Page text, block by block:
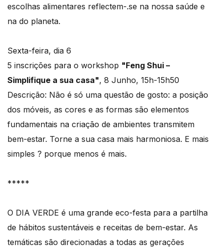
escolhas alimentares reflectem-.se na nossa saúde e
na do planeta.
Sexta-feira, dia 6
5 inscrições para o workshop "Feng Shui –
Simplifique a sua casa", 8 Junho, 15h-15h50
Descrição: Não é só uma questão de gosto: a posição
dos móveis, as cores e as formas são elementos
fundamentais na criação de ambientes transmitem
bem-estar. Torne a sua casa mais harmoniosa. E mais
simples ? porque menos é mais.
*****
O DIA VERDE é uma grande eco-festa para a partilha
de hábitos sustentáveis e receitas de bem-estar. As
temáticas são direcionadas a todas as gerações